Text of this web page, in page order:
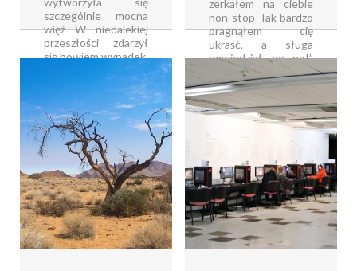
szczególnie mocna
więź W niedalekiej
przeszłości zdarzył
się bowiem wypadek,
który zostawił w ich
psychice głębokie
blizny i sprowokował
[...]
Czytaj dalej...
zerkałem na ciebie
non stop Tak bardzo
pragnąłem cię
ukraść, a sługa
powiedział „no, no!”
Już nie wiem, co
myśleć, co robić, ten
kredens przyciąga
mój wzrok
Gospodarz się kręci i
winem mnie nęci, na
Czytaj dalej...